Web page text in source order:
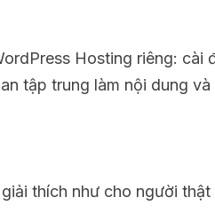
Hosting riêng: cài
tập trung làm nội dung và
thích như cho người